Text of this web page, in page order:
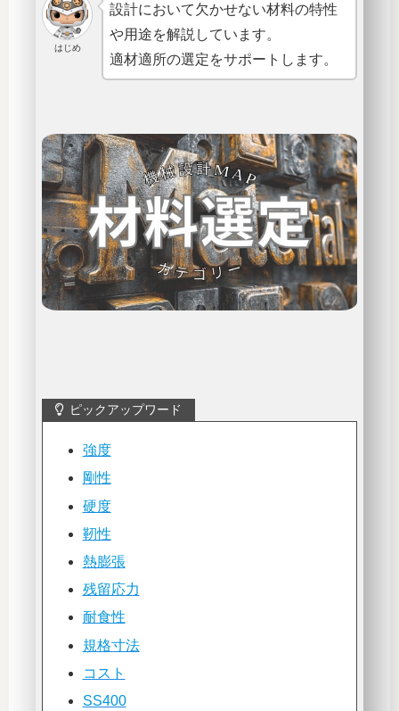
はじめ
設計において欠かせない材料の特性
や用途を解説しています。
適材適所の選定をサポートします。
ピックアップワード
強度
剛性
硬度
靭性
熱膨張
残留応力
耐食性
規格寸法
コスト
SS400